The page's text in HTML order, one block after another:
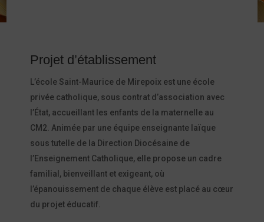
Projet d’établissement
L’école Saint-Maurice de Mirepoix est une école
privée catholique, sous contrat d’association avec
l’État, accueillant les enfants de la maternelle au
CM2. Animée par une équipe enseignante laïque
sous tutelle de la Direction Diocésaine de
l’Enseignement Catholique, elle propose un cadre
familial, bienveillant et exigeant, où
l’épanouissement de chaque élève est placé au cœur
du projet éducatif.